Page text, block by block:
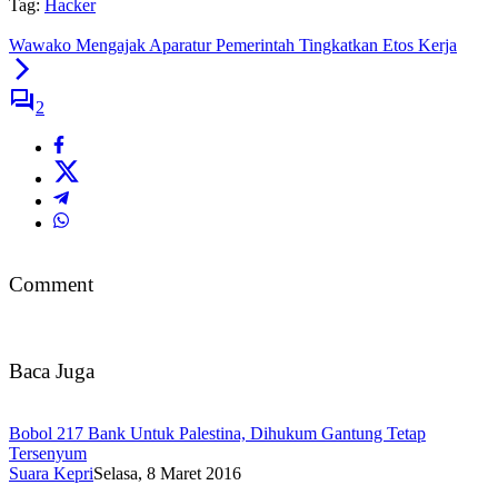
Tag: Hacker
Wawako Mengajak Aparatur Pemerintah Tingkatkan Etos Kerja
2
Comment
Baca Juga
Bobol 217 Bank Untuk Palestina, Dihukum Gantung Tetap
Tersenyum
Suara KepriSelasa, 8 Maret 2016